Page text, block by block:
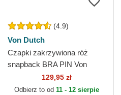
(4.9)
Von Dutch
Czapki zakrzywiona róż
snapback BRA PIN Von
129,95 zł
Odbierz to od 11 - 12 sierpie